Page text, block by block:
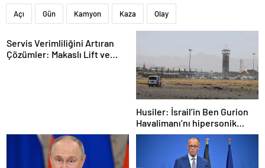
Açı Gün Kamyon Kaza Olay
Servis Verimliliğini Artıran
Çözümler: Makaslı Lift ve
Husiler: İsrail’in Ben Gurion
Havalimanı’nı hipersonik
füzeyle hedef aldık